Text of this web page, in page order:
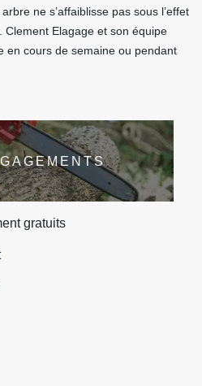
ne s’affaiblisse pas sous l’effet
Elagage et son équipe
en cours de semaine ou pendant
gratuits